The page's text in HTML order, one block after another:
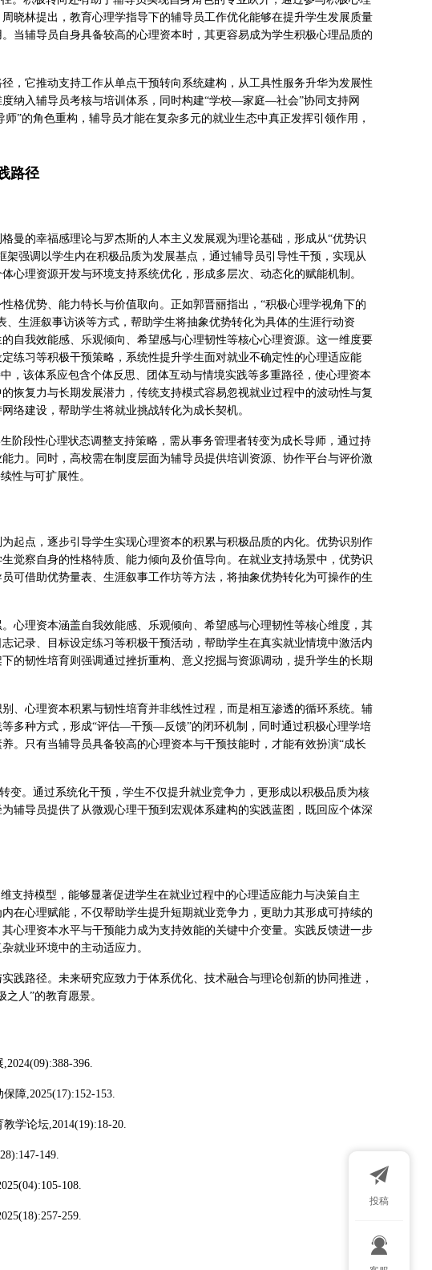
晓林提出，教育心理学指导下的辅导员工作优化能够在提升学生发展质量
当辅导员自身具备较高的心理资本时，其更容易成为学生积极心理品质的
，它推动支持工作从单点干预转向系统建构，从工具性服务升华为发展性
纳入辅导员考核与培训体系，同时构建“学校—家庭—社会”协同支持网
”的角色重构，辅导员才能在复杂多元的就业生态中真正发挥引领作用，
路径
曼的幸福感理论与罗杰斯的人本主义发展观为理论基础，形成从“优势识
强调以学生内在积极品质为发展基点，通过辅导员引导性干预，实现从
心理资源开发与环境支持系统优化，形成多层次、动态化的赋能机制。
格优势、能力特长与价值取向。正如郭晋丽指出，“积极心理学视角下的
生涯叙事访谈等方式，帮助学生将抽象优势转化为具体的生涯行动资
自我效能感、乐观倾向、希望感与心理韧性等核心心理资源。这一维度要
练习等积极干预策略，系统性提升学生面对就业不确定性的心理适应能
，该体系应包含个体反思、团体互动与情境实践等多重路径，使心理资本
恢复力与长期发展潜力，传统支持模式容易忽视就业过程中的波动性与复
络建设，帮助学生将就业挑战转化为成长契机。
段性心理状态调整支持策略，需从事务管理者转变为成长导师，通过持
力。同时，高校需在制度层面为辅导员提供培训资源、协作平台与评价激
性与可扩展性。
起点，逐步引导学生实现心理资本的积累与积极品质的内化。优势识别作
觉察自身的性格特质、能力倾向及价值导向。在就业支持场景中，优势识
可借助优势量表、生涯叙事工作坊等方法，将抽象优势转化为可操作的生
心理资本涵盖自我效能感、乐观倾向、希望感与心理韧性等核心维度，其
记录、目标设定练习等积极干预活动，帮助学生在真实就业情境中激活内
的韧性培育则强调通过挫折重构、意义挖掘与资源调动，提升学生的长期
、心理资本积累与韧性培育并非线性过程，而是相互渗透的循环系统。辅
多种方式，形成“评估—干预—反馈”的闭环机制，同时通过积极心理学培
。只有当辅导员具备较高的心理资本与干预技能时，才能有效扮演“成长
变。通过系统化干预，学生不仅提升就业竞争力，更形成以积极品质为核
辅导员提供了从微观心理干预到宏观体系建构的实践蓝图，既回应个体深
持模型，能够显著促进学生在就业过程中的心理适应能力与决策自主
在心理赋能，不仅帮助学生提升短期就业竞争力，更助力其形成可持续的
心理资本水平与干预能力成为支持效能的关键中介变量。实践反馈进一步
就业环境中的主动适应力。
践路径。未来研究应致力于体系优化、技术融合与理论创新的协同推进，
人”的教育愿景。
396.
障,2025(17):152-153.
学论坛,2014(19):18-20.
149.
108.
259.
投稿